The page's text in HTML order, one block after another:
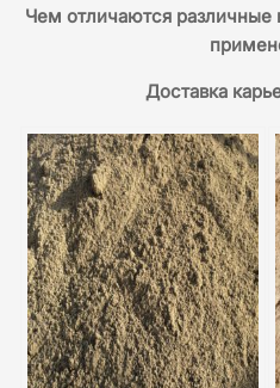
Чем отличаются различные
Доставка